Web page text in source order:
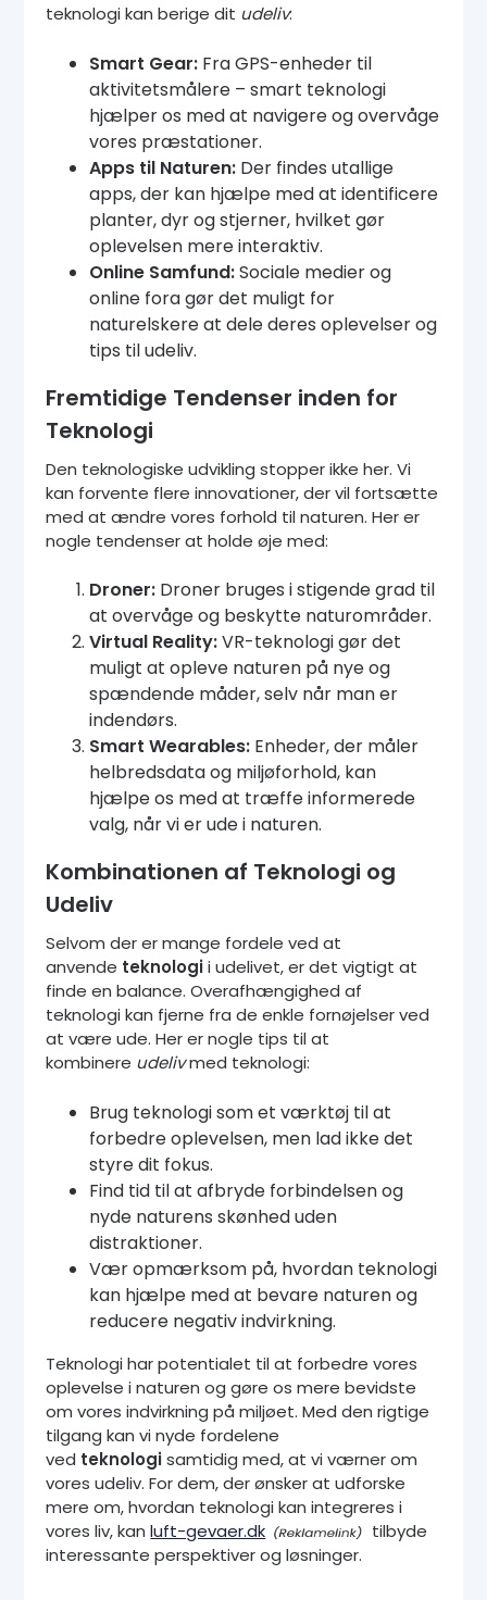
teknologi kan berige dit udeliv:
Smart Gear: Fra GPS-enheder til
aktivitetsmålere – smart teknologi
hjælper os med at navigere og overvåge
vores præstationer.
Apps til Naturen: Der findes utallige
apps, der kan hjælpe med at identificere
planter, dyr og stjerner, hvilket gør
oplevelsen mere interaktiv.
Online Samfund:Sociale medier og
online fora gør det muligt for
naturelskere at dele deres oplevelser og
tips til udeliv.
Fremtidige Tendenser inden for
Teknologi
Den teknologiske udvikling stopper ikke her. Vi
kan forvente flere innovationer, der vil fortsætte
med at ændre vores forhold til naturen. Her er
nogle tendenser at holde øje med:
Droner: Droner bruges i stigende grad til
at overvåge og beskytte naturområder.
Virtual Reality:VR-teknologi gør det
muligt at opleve naturen på nye og
spændende måder, selv når man er
indendørs.
Smart Wearables: Enheder, der måler
helbredsdata og miljøforhold, kan
hjælpe os med at træffe informerede
valg, når vi er ude i naturen.
Kombinationen af Teknologi og
Udeliv
Selvom der er mange fordele ved at
anvende teknologii udelivet, er det vigtigt at
finde en balance. Overafhængighed af
teknologi kan fjerne fra de enkle fornøjelser ved
at være ude. Her er nogle tips til at
kombinere udelivmed teknologi:
Brug teknologi som et værktøj til at
forbedre oplevelsen, men lad ikke det
styre dit fokus.
Find tid til at afbryde forbindelsen og
nyde naturens skønhed uden
distraktioner.
Vær opmærksom på, hvordan teknologi
kan hjælpe med at bevare naturen og
reducere negativ indvirkning.
Teknologi har potentialet til at forbedre vores
oplevelse i naturen og gøre os mere bevidste
om vores indvirkning på miljøet. Med den rigtige
tilgang kan vi nyde fordelene
ved teknologisamtidig med, at vi værner om
vores udeliv. For dem, der ønsker at udforske
mere om, hvordan teknologi kan integreres i
vores liv, kanluft-gevaer.dk
tilbyde
interessante perspektiver og løsninger.